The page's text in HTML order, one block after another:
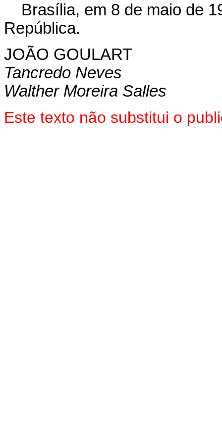
Brasília, em 8 de maio de
República.
JOÃO GOULART
Tancredo Neves
Walther Moreira Salles
Este texto não substitui o